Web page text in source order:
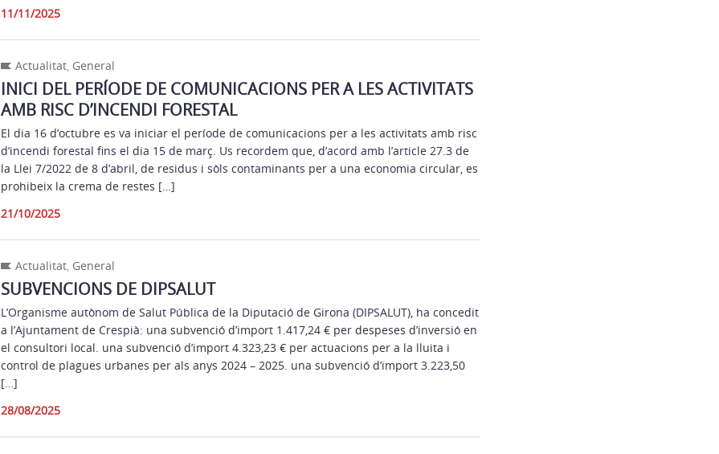
11/11/2025
Actualitat, General
INICI DEL PERÍODE DE COMUNICACIONS PER A LES ACTIVITATS
AMB RISC D’INCENDI FORESTAL
El dia 16 d’octubre es va iniciar el període de comunicacions per a les activitats amb risc
d’incendi forestal fins el dia 15 de març. Us recordem que, d’acord amb l’article 27.3 de
la Llei 7/2022 de 8 d’abril, de residus i sòls contaminants per a una economia circular, es
prohibeix la crema de restes […]
21/10/2025
Actualitat, General
SUBVENCIONS DE DIPSALUT
L’Organisme autònom de Salut Pública de la Diputació de Girona (DIPSALUT), ha concedit
a l’Ajuntament de Crespià: una subvenció d’import 1.417,24 € per despeses d’inversió en
el consultori local. una subvenció d’import 4.323,23 € per actuacions per a la lluita i
control de plagues urbanes per als anys 2024 – 2025. una subvenció d’import 3.223,50
[…]
28/08/2025